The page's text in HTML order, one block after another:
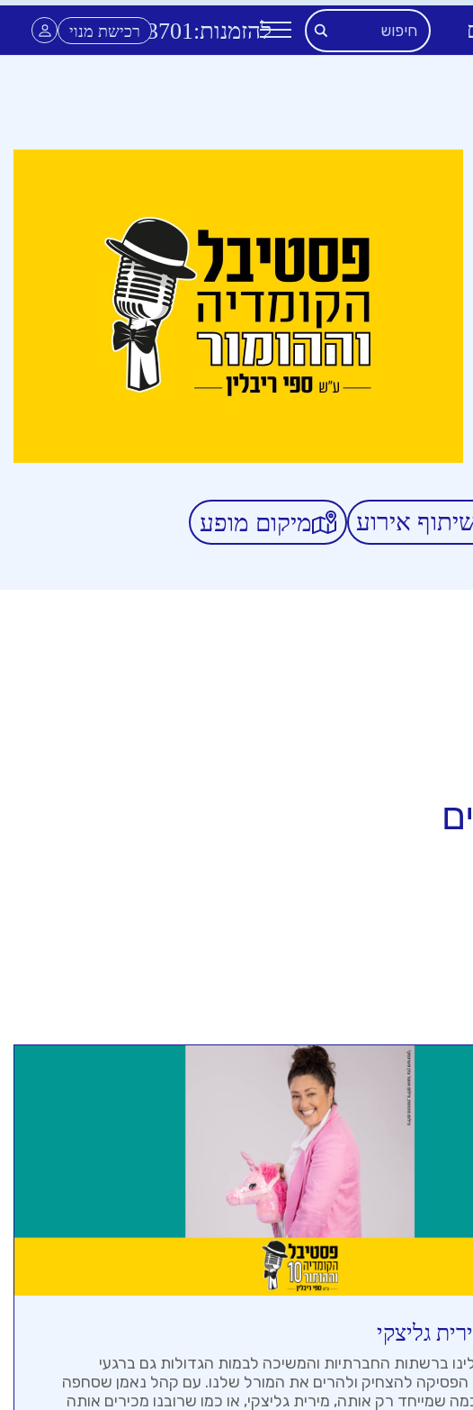
להזמנות: *3701 רכישת מנוי
אירוע מיקום מופע
גליצקי
ברשתות החברתיות והמשיכה לבמות הגדולות גם ברגעי
להצחיק ולהרים את המורל שלנו. עם קהל נאמן שסחפה
שמייחד רק אותה, מירית גליצקי, או כמו שרובנו מכירים אותה